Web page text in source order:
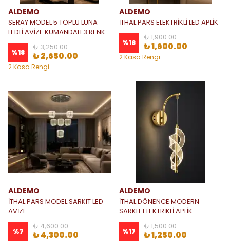
ALDEMO
SERAY MODEL 5 TOPLU LUNA
LEDLİ AVİZE KUMANDALI 3 RENK
%18
₺ 3,250.00
₺ 2,650.00
2 Kasa Rengi
ALDEMO
İTHAL PARS ELEKTRİKLİ LED APLİK
%16
₺ 1,900.00
₺ 1,600.00
2 Kasa Rengi
ALDEMO
İTHAL PARS MODEL SARKIT LED
AVİZE
%7
₺ 4,600.00
₺ 4,300.00
ALDEMO
İTHAL DÖNENCE MODERN
SARKIT ELEKTRİKLİ APLİK
%17
₺ 1,500.00
₺ 1,250.00